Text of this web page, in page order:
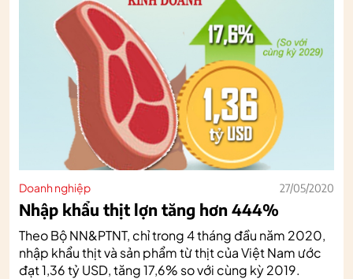
Doanh nghiệp 27/05/2020
Nhập khẩu thịt lợn tăng hơn 444%
Theo Bộ NN&PTNT, chỉ trong 4 tháng đầu năm 2020,
nhập khẩu thịt và sản phẩm từ thịt của Việt Nam ước
đạt 1,36 tỷ USD, tăng 17,6% so với cùng kỳ 2019.